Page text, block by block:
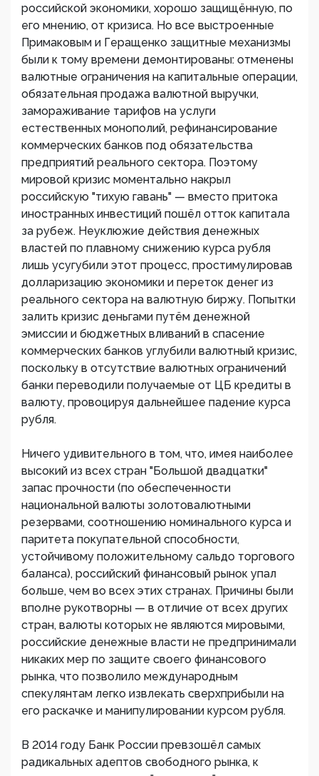
российской экономики, хорошо защищённую, по
его мнению, от кризиса. Но все выстроенные
Примаковым и Геращенко защитные механизмы
были к тому времени демонтированы: отменены
валютные ограничения на капитальные операции,
обязательная продажа валютной выручки,
замораживание тарифов на услуги
естественных монополий, рефинансирование
коммерческих банков под обязательства
предприятий реального сектора. Поэтому
мировой кризис моментально накрыл
российскую "тихую гавань" — вместо притока
иностранных инвестиций пошёл отток капитала
за рубеж. Неуклюжие действия денежных
властей по плавному снижению курса рубля
лишь усугубили этот процесс, простимулировав
долларизацию экономики и переток денег из
реального сектора на валютную биржу. Попытки
залить кризис деньгами путём денежной
эмиссии и бюджетных вливаний в спасение
коммерческих банков углубили валютный кризис,
поскольку в отсутствие валютных ограничений
банки переводили получаемые от ЦБ кредиты в
валюту, провоцируя дальнейшее падение курса
рубля.
Ничего удивительного в том, что, имея наиболее
высокий из всех стран "Большой двадцатки"
запас прочности (по обеспеченности
национальной валюты золотовалютными
резервами, соотношению номинального курса и
паритета покупательной способности,
устойчивому положительному сальдо торгового
баланса), российский финансовый рынок упал
больше, чем во всех этих странах. Причины были
вполне рукотворны — в отличие от всех других
стран, валюты которых не являются мировыми,
российские денежные власти не предпринимали
никаких мер по защите своего финансового
рынка, что позволило международным
спекулянтам легко извлекать сверхприбыли на
его раскачке и манипулировании курсом рубля.
В 2014 году Банк России превзошёл самых
радикальных адептов свободного рынка, к